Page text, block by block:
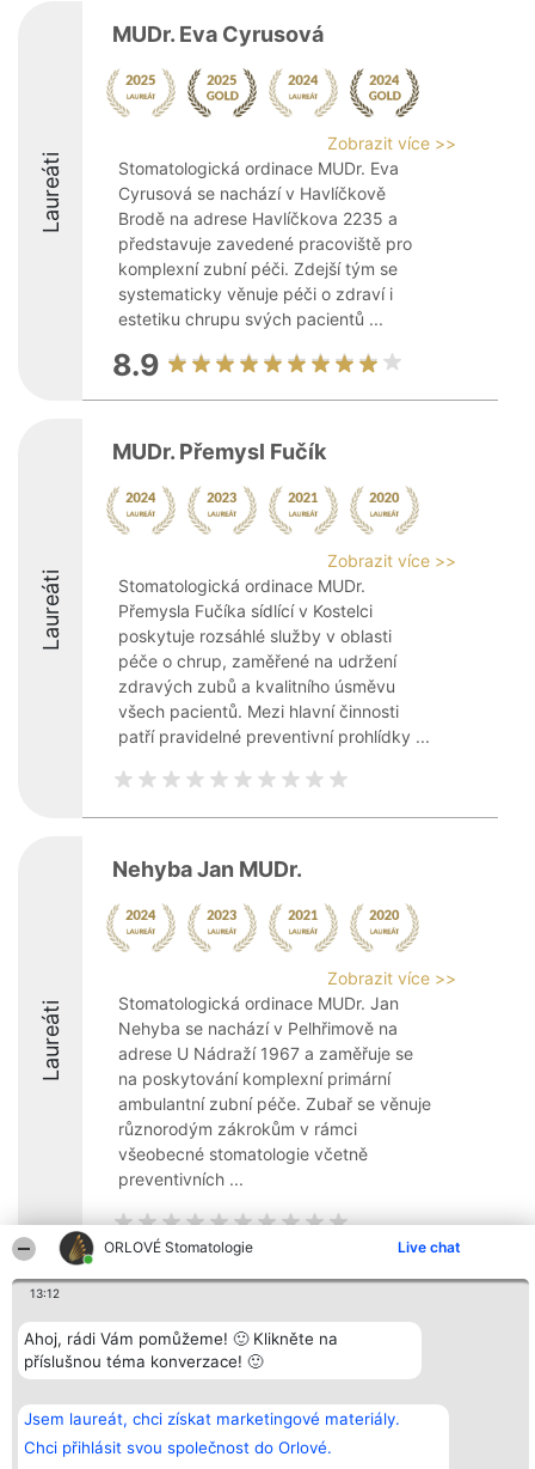
ORLOVÉ Stomatologie Live chat
13:12
Ahoj, rádi Vám pomůžeme! 🙂 Klikněte na
příslušnou téma konverzace! 🙂
Jsem laureát, chci získat marketingové materiály.
Chci přihlásit svou společnost do Orlové.
Laureáti
MUDr. Eva Cyrusová
Zobrazit více >>
Stomatologická ordinace MUDr. Eva
Cyrusová se nachází v Havlíčkově
Brodě na adrese Havlíčkova 2235 a
představuje zavedené pracoviště pro
komplexní zubní péči. Zdejší tým se
systematicky věnuje péči o zdraví i
estetiku chrupu svých pacientů ...
8.9
Laureáti
MUDr. Přemysl Fučík
Zobrazit více >>
Stomatologická ordinace MUDr.
Přemysla Fučíka sídlící v Kostelci
poskytuje rozsáhlé služby v oblasti
péče o chrup, zaměřené na udržení
zdravých zubů a kvalitního úsměvu
všech pacientů. Mezi hlavní činnosti
patří pravidelné preventivní prohlídky ...
Laureáti
Nehyba Jan MUDr.
Zobrazit více >>
Stomatologická ordinace MUDr. Jan
Nehyba se nachází v Pelhřimově na
adrese U Nádraží 1967 a zaměřuje se
na poskytování komplexní primární
ambulantní zubní péče. Zubař se věnuje
různorodým zákrokům v rámci
všeobecné stomatologie včetně
preventivních ...
Bright Side Solutions sp. z o.
o. sp. k.
ul. Ruska 22
Wrocław 50-079
381313360 | NIP 8943132676
Vítězové
Seznam všech
laureátů
Zásady
Zásady
osobních údajů
Kontakt